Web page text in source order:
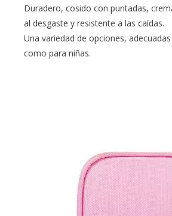
Duradero, cosido con puntadas,
al desgaste y resistente a las caídas.
Una variedad de opciones,
como para niñas.